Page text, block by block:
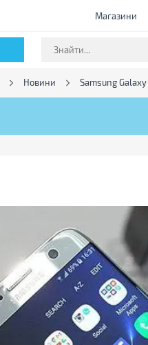
Магазини
Новини Samsung